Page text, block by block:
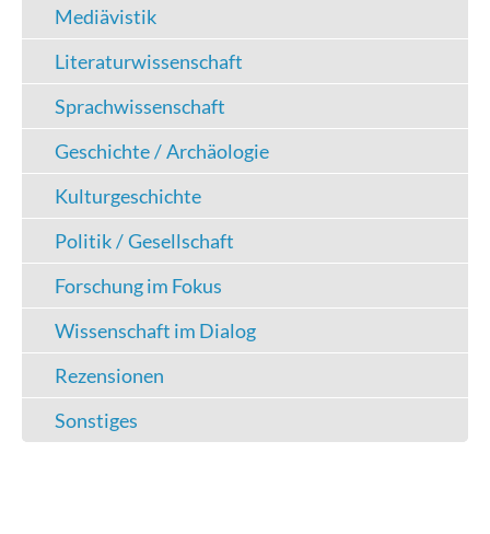
Mediävistik
Literaturwissenschaft
Sprachwissenschaft
Geschichte / Archäologie
Kulturgeschichte
Politik / Gesellschaft
Forschung im Fokus
Wissenschaft im Dialog
Rezensionen
Sonstiges